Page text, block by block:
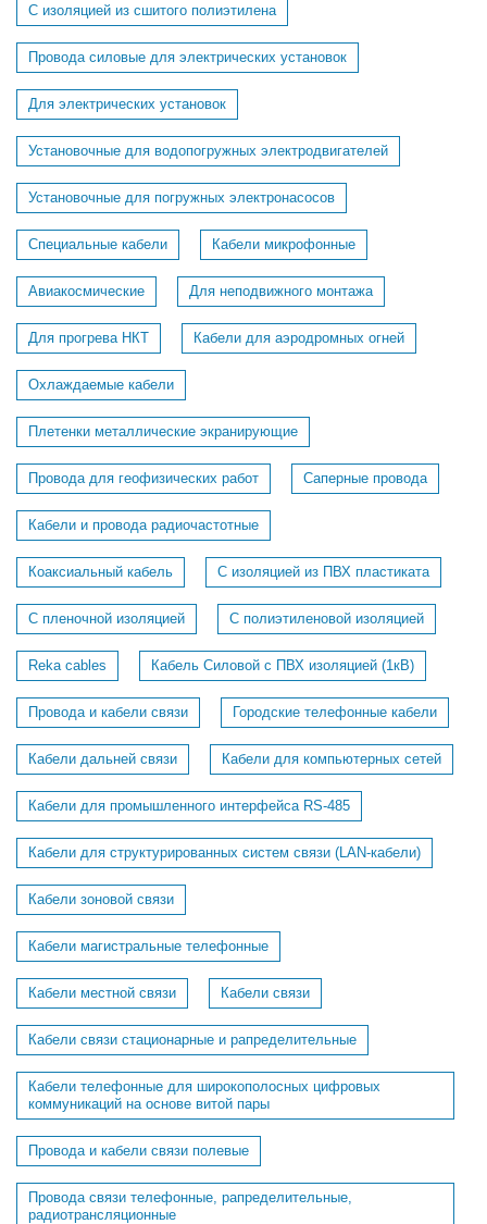
С изоляцией из сшитого полиэтилена
Провода силовые для электрических установок
Для электрических установок
Установочные для водопогружных электродвигателей
Установочные для погружных электронасосов
Специальные кабели Кабели микрофонные
Авиакосмические Для неподвижного монтажа
Для прогрева НКТ Кабели для аэродромных огней
Охлаждаемые кабели
Плетенки металлические экранирующие
Провода для геофизических работ Саперные провода
Кабели и провода радиочастотные
Коаксиальный кабель С изоляцией из ПВХ пластиката
С пленочной изоляцией С полиэтиленовой изоляцией
Reka cables Кабель Силовой с ПВХ изоляцией (1кВ)
Провода и кабели связи Городские телефонные кабели
Кабели дальней связи Кабели для компьютерных сетей
Кабели для промышленного интерфейса RS-485
Кабели для структурированных систем связи (LAN-кабели)
Кабели зоновой связи
Кабели магистральные телефонные
Кабели местной связи Кабели связи
Кабели связи стационарные и рапределительные
Кабели телефонные для широкополосных цифровых
коммуникаций на основе витой пары
Провода и кабели связи полевые
Провода связи телефонные, рапределительные,
радиотрансляционные